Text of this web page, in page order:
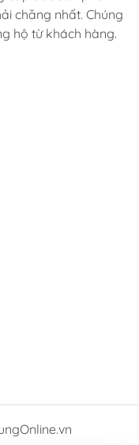
chăng nhất. Chúng
hộ từ khách hàng.